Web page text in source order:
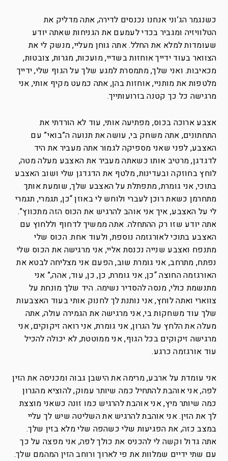
כשנגמר הג’וני אנחנו נכנסים לדירה, אתה מדליק את
הטלוויזיה ומגביר בכדי לעמעם את הגניחות שאתה יודע
שעומדות למלא את החלל. אתה גוחן מעליי, מנשק לי את
הצוואר בעוד ידייך אוחזות בשדיי, מועכות, מגרות, צובטות,
מכאיבות. ואני שלך, מתמסרת למגע שלך על הגוף שלי, ידייך
מלטפות את מותניי, אוחזות בהן, אתה כמעט מקיף אותי, אני
מרגישה כל כך קטנה בזרועותייך.
אצבע ארוכה בכוס, מפתיעה אותי, עוד לא הורדתי את
התחתונים, אתה משחק בי, עושה את תנועה ה”בואי” עם
האצבע, לפני שאני מספיקה לגמור אתה מעביר את היד
לדגדגן, מרטיב אותו כשאתה מעביר את האצבע מעלה מטה,
לוחץ בחוזקה ובעדינות, מלטף את הדגדגן שלי ושוב האצבע
בתוכי, אני גומרת, מתפתלת על האצבע שלך, שומעת אותך
מתחרמן כשאת רוכן לעברי ולוחש לי באוזן “כן, תגמרי, תגמרי
לי על האצבע, איך אני אוהב להרגיש את הכוס הזה מתכווץ”.
אתה יודע שזו רק ההתחלה. אתה ממשיך לדחוף וללחוץ עם
האצבע בתוכי לאורגזמה נוספת, ולעוד אחת. הכוס שלי
מתנפח ואצבע שנייה נכנסת אליי, אני מרגישה את הכוס שלי
נפתח, מתרחב, אני גומרת שוב, הפעם אני מצליחה לבטא את
האורגזמה החוצה “כן, אני גומרת, כן, כן, עוד, אהה,” אני
מתנשמת כולי, מנסה להסדיר נשימה. היד שלך מונחת על
צווארי ואתה לוחץ, אני נותנת לך לחנוק אותי בעוד האצבעות
שלך עוד משחקות בי, אני מרגישה את הגמירה עולה, אתה
מעלה את הלחץ על הגרון, אני גומרת, אני רואה זיקוקים, אני
מרגישה זיקוקים בכל הגוף, אני ממוטטת, לא יכולה להכיל
עוד אורגזמה כרגע.
אני עומדת על ארבע, מרימה את הישבן גבוה ומכניסה את הזין
לפה, אני אוהבת להתחיל כמה שיותר עמוק, להוציא מהגרון
כמה שיותר מיץ, אני אוהבת להרגיש כמו זונה כשאני מוצצת
לך את הזין. אני אוהבת להרגיש את השליטה שיש לך עליי
במצב כזה, את הפגיעות שלי כשהפה שלי מלא בזין שלך.
אתה גדול וקשה לי להכניס את כולך לפה, אני מפצה על כך
עם שתי ידיים שמלוות את פי לארוך ורוחב הזין המהמם שלך.